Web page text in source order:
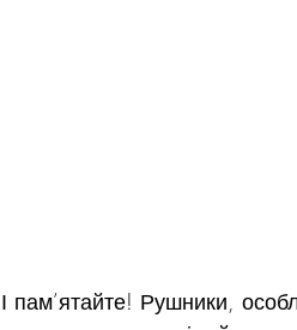
І пам’ятайте! Рушники,